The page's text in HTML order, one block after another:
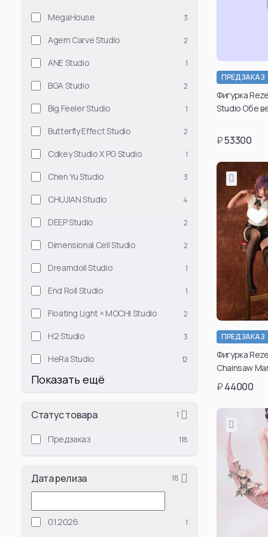
Suguru Geto
Ryomen Sukuna
Toji Fushiguro
Kento Nanami
Kenjaku
Megumi
Choso
Toge Inumaki
Смотреть все
Attack On
Attack Titan
Levi Ackerman
: Mikasa
Annie Leonhart
Beast Titan
Erwin Smith
Cart Titan
Armored Titan
Смотреть все
MegaHouse 3
Agem Carve Studio 2
ANE Studio 1
BGA Studio 2
Big Feeler Studio 1
Butterfly Effect Studio 2
Cdkey Studio X PG Studio 1
Chen Yu Studio 3
CHUJIAN Studio 4
DEEP Studio 2
Dimensional Cell Studio 2
Dreamdoll Studio 1
End Roll Studio 1
Floating Light × MOCHI Studio 2
H2 Studio 3
HeRa Studio 12
Показать ещё
Статус товара 1
Предзаказ 118
Дата релиза 18
01.2026 1
ПРЕДЗАКАЗ
Фигурка
Studio Обе
₽53300
ПРЕДЗАКАЗ
Фигурка
Chainsaw
₽44000